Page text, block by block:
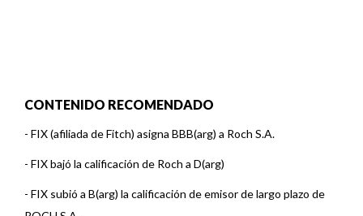
CONTENIDO RECOMENDADO
- FIX (afiliada de Fitch) asigna BBB(arg) a Roch S.A.
- FIX bajó la calificación de Roch a D(arg)
- FIX subió a B(arg) la calificación de emisor de largo plazo de